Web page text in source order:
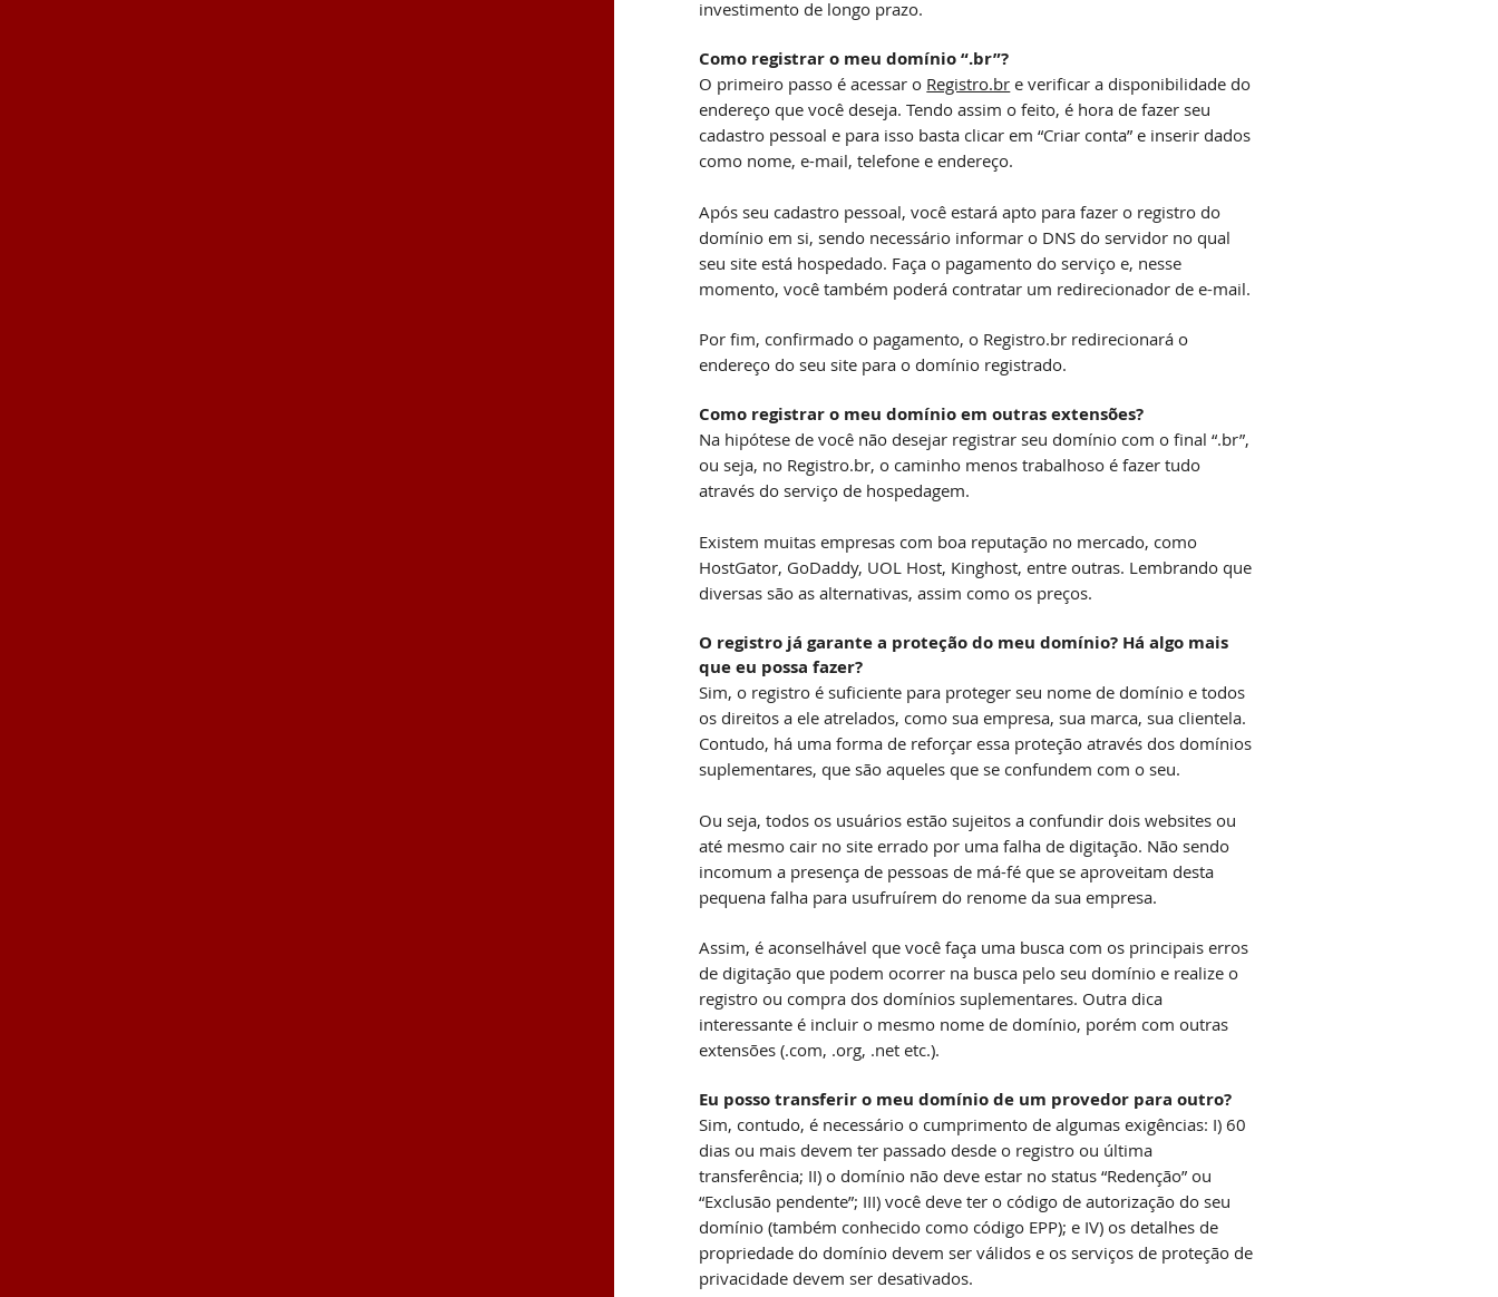
investimento de longo prazo.
Como registrar o meu domínio “.br”?
O primeiro passo é acessar o Registro.br e verificar a disponibilidade do
endereço que você deseja. Tendo assim o feito, é hora de fazer seu
cadastro pessoal e para isso basta clicar em “Criar conta” e inserir dados
como nome, e-mail, telefone e endereço.
Após seu cadastro pessoal, você estará apto para fazer o registro do
domínio em si, sendo necessário informar o DNS do servidor no qual
seu site está hospedado. Faça o pagamento do serviço e, nesse
momento, você também poderá contratar um redirecionador de e-mail.
Por fim, confirmado o pagamento, o Registro.br redirecionará o
endereço do seu site para o domínio registrado.
Como registrar o meu domínio em outras extensões?
Na hipótese de você não desejar registrar seu domínio com o final “.br”,
ou seja, no Registro.br, o caminho menos trabalhoso é fazer tudo
através do serviço de hospedagem.
Existem muitas empresas com boa reputação no mercado, como
HostGator, GoDaddy, UOL Host, Kinghost, entre outras. Lembrando que
diversas são as alternativas, assim como os preços.
O registro já garante a proteção do meu domínio? Há algo mais
que eu possa fazer?
Sim, o registro é suficiente para proteger seu nome de domínio e todos
os direitos a ele atrelados, como sua empresa, sua marca, sua clientela.
Contudo, há uma forma de reforçar essa proteção através dos domínios
suplementares, que são aqueles que se confundem com o seu.
Ou seja, todos os usuários estão sujeitos a confundir dois websites ou
até mesmo cair no site errado por uma falha de digitação. Não sendo
incomum a presença de pessoas de má-fé que se aproveitam desta
pequena falha para usufruírem do renome da sua empresa.
Assim, é aconselhável que você faça uma busca com os principais erros
de digitação que podem ocorrer na busca pelo seu domínio e realize o
registro ou compra dos domínios suplementares. Outra dica
interessante é incluir o mesmo nome de domínio, porém com outras
extensões (.com, .org, .net etc.).
Eu posso transferir o meu domínio de um provedor para outro?
Sim, contudo, é necessário o cumprimento de algumas exigências: I) 60
dias ou mais devem ter passado desde o registro ou última
transferência; II) o domínio não deve estar no status “Redenção” ou
“Exclusão pendente”; III) você deve ter o código de autorização do seu
domínio (também conhecido como código EPP); e IV) os detalhes de
propriedade do domínio devem ser válidos e os serviços de proteção de
privacidade devem ser desativados.